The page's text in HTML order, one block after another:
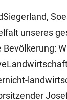
unseres